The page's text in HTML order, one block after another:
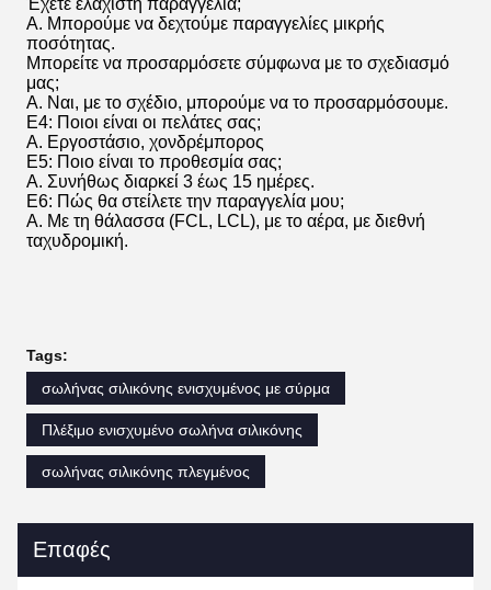
Α. Μπορούμε να δεχτούμε παραγγελίες μικρής
ποσότητας.
Μπορείτε να προσαρμόσετε σύμφωνα με το σχεδιασμό
μας;
Α. Ναι, με το σχέδιο, μπορούμε να το προσαρμόσουμε.
Ε4: Ποιοι είναι οι πελάτες σας;
Α. Εργοστάσιο, χονδρέμπορος
Ε5: Ποιο είναι το προθεσμία σας;
Α. Συνήθως διαρκεί 3 έως 15 ημέρες.
Ε6: Πώς θα στείλετε την παραγγελία μου;
Α. Με τη θάλασσα (FCL, LCL), με το αέρα, με διεθνή
ταχυδρομική.
Tags:
σωλήνας σιλικόνης ενισχυμένος με σύρμα
Πλέξιμο ενισχυμένο σωλήνα σιλικόνης
σωλήνας σιλικόνης πλεγμένος
Επαφές